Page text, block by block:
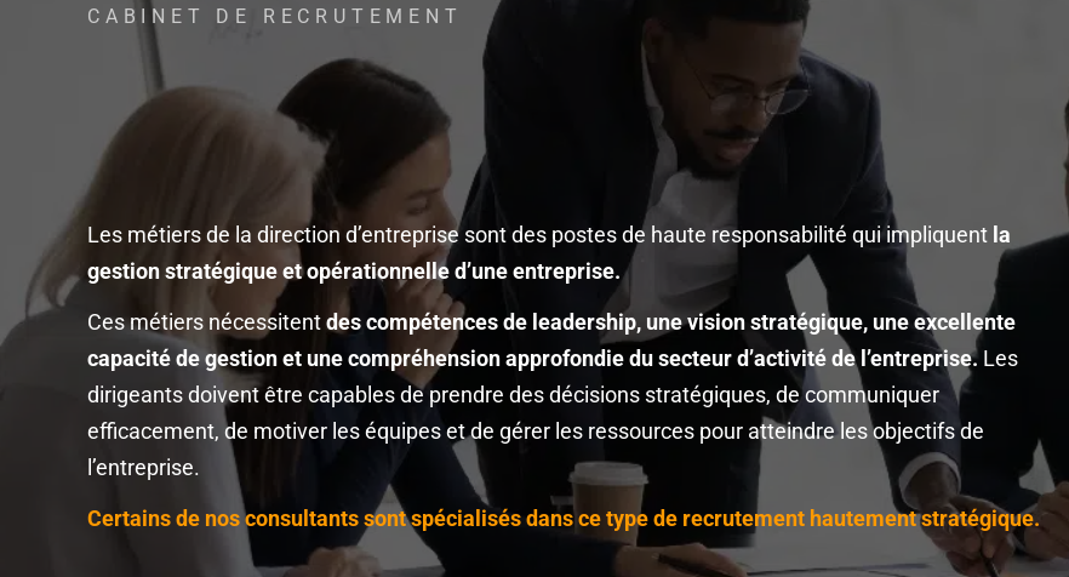
CABINET DE RECRUTEMENT
Les métiers de la direction d’entreprise sont des postes de haute responsabilité qui impliquent la
gestion stratégique et opérationnelle d’une entreprise.
Ces métiers nécessitentdes compétences de leadership, une vision stratégique, une excellente
capacité de gestion et une compréhension approfondie du secteur d’activité de l’entreprise. Les
dirigeants doivent être capables de prendre des décisions stratégiques, de communiquer
efficacement, de motiver les équipes et de gérer les ressources pour atteindre les objectifs de
l’entreprise.
Certains de nos consultants sont spécialisés dans ce type de recrutement hautement stratégique.